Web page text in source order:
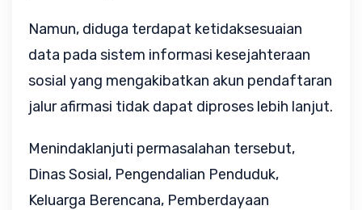
Namun, diduga terdapat ketidaksesuaian
data pada sistem informasi kesejahteraan
sosial yang mengakibatkan akun pendaftaran
jalur afirmasi tidak dapat diproses lebih lanjut.
Menindaklanjuti permasalahan tersebut,
Dinas Sosial, Pengendalian Penduduk,
Keluarga Berencana, Pemberdayaan